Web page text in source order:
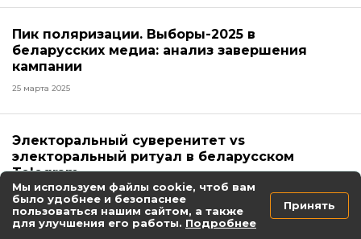
Пик поляризации. Выборы-2025 в
беларусских медиа: анализ завершения
кампании
25 марта 2025
Электоральный суверенитет vs
электоральный ритуал в беларусском
Telegram
21 февраля 2025
инфографика
президентские выборы-2025
Мы используем файлы cookie, чтоб вам
было удобнее и безопаснее
пользоваться нашим сайтом, а также
для улучшения его работы. Подробнее
Принять